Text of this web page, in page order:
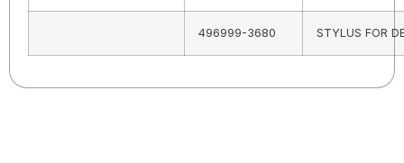
496999-3680 STYLUS FOR